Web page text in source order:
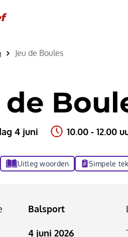
Jeu de Boules
de
4 juni 10.00 - 12.00
Uitleg woorden Simpele
Balsport
4 juni 2026